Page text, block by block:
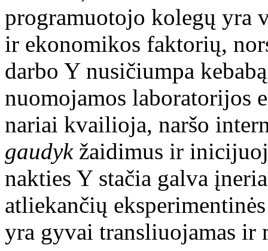
programuotojo kolegų yra
ir ekonomikos faktorių,
darbo Y nusičiumpa
nuomojamos laboratorijos
nariai kvailioja, naršo
gaudykžaidimus ir
nakties Y stačia galva
atliekančių
yra gyvai transliuojamas